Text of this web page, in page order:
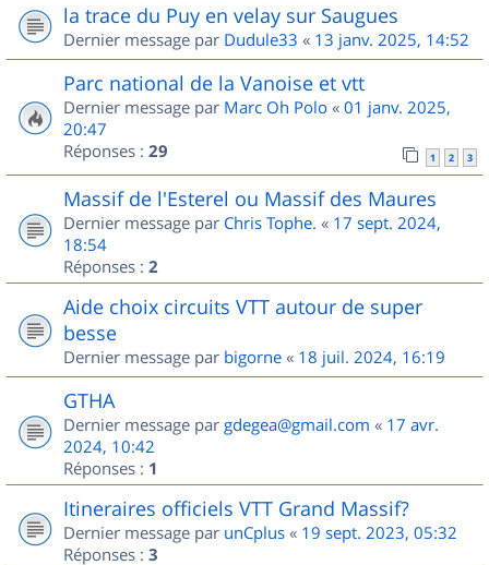
la trace du Puy en velay sur Saugues
Dernier message par Dudule33 « 13 janv. 2025, 14:52
Parc national de la Vanoise et vtt
Dernier message par Marc Oh Polo « 01 janv. 2025,
20:47
Réponses : 29 1 2 3
Massif de l'Esterel ou Massif des Maures
Dernier message par Chris Tophe. « 17 sept. 2024,
18:54
Réponses : 2
Aide choix circuits VTT autour de super
besse
Dernier message par bigorne « 18 juil. 2024, 16:19
GTHA
Dernier message par gdegea@gmail.com « 17 avr.
2024, 10:42
Réponses : 1
Itineraires officiels VTT Grand Massif?
Dernier message par unCplus « 19 sept. 2023, 05:32
Réponses : 3